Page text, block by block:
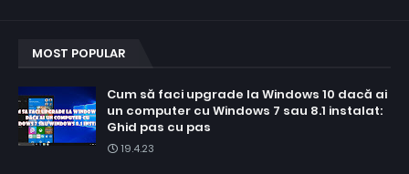
MOST POPULAR
Cum să faci upgrade la Windows 10 dacă ai
un computer cu Windows 7 sau 8.1 instalat:
Ghid pas cu pas
19.4.23